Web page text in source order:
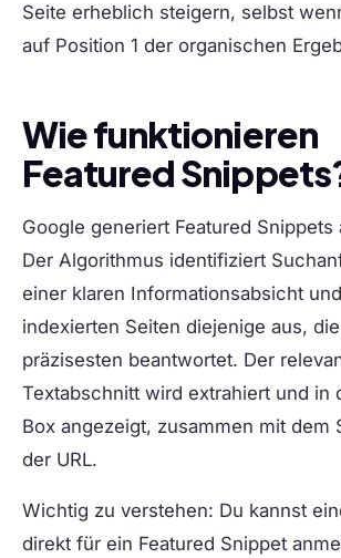
Seite erheblich steigern, selbst
auf Position 1 der organischen
Wie funktionieren
Featured
Google generiert Featured Snippets
Der Algorithmus identifiziert
einer klaren Informationsabsicht
indexierten Seiten diejenige aus,
präzisesten beantwortet. Der
Textabschnitt wird extrahiert und in
Box angezeigt, zusammen mit dem
der URL.
Wichtig zu verstehen: Du kannst
direkt für ein Featured Snippet